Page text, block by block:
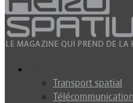
Transport spatial